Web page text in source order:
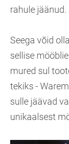
rahule jäänud.
Seega võid
sellise
mured sul
tekiks -
sulle jäävad
unikaalsest